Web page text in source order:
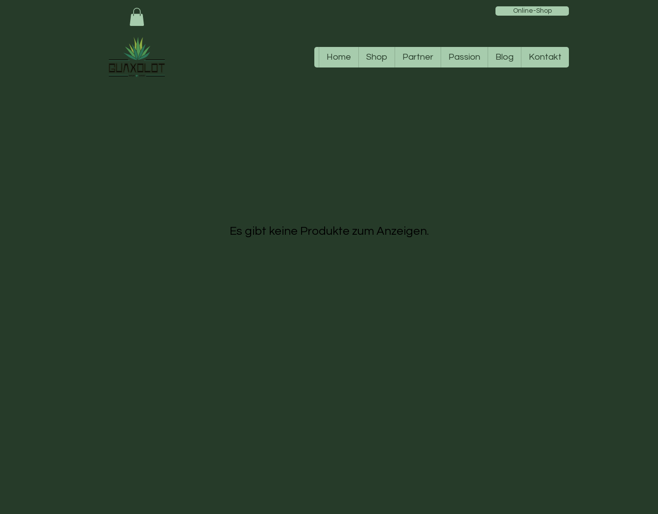
Online-Shop
Home Shop Partner Passion Blog Kontakt
Es gibt keine Produkte zum Anzeigen.